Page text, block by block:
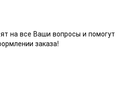
на все Ваши вопросы и помогут
заказа!